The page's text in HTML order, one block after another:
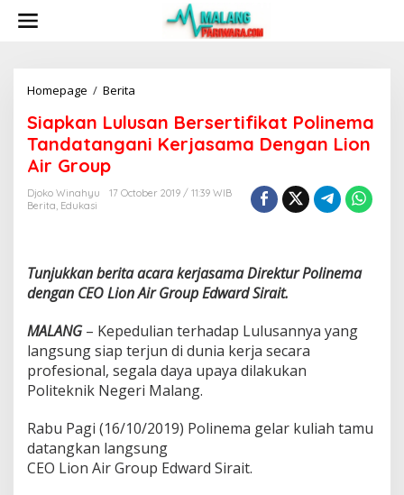
Homepage / Berita
a
p
k
n
s
a
n
e
r
s
e
r
i
f
i
Siapkan Lulusan Bersertifikat Polinema
Tandatangani Kerjasama Dengan Lion
Air Group
Djoko Winahyu
17 October 2019 / 11:39 WIB
Berita, Edukasi
Tunjukkan berita acara kerjasama Direktur Polinema
dengan CEO Lion Air Group Edward Sirait.
MALANG– Kepedulian terhadap Lulusannya yang
langsung siap terjun di dunia kerja secara
profesional, segala daya upaya dilakukan
Politeknik Negeri Malang.
Rabu Pagi (16/10/2019) Polinema gelar kuliah tamu
datangkan langsung
CEO Lion Air Group Edward Sirait.